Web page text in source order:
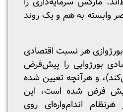
وابسته به هم و یک روند
هر نسبت اقتصادی
بورژوایی را پیش‌فرض
و هرآنچه تعیین شده
فرض شده است، این
اندام‌واره‌ای روی